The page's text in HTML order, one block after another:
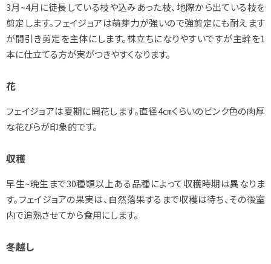
3月~4月に徒長している枝や込みあった枝、地際から出ている枝を
剪定します。フェイジョアは萌芽力が強いので強剪定にも耐えます
が間引き剪定を主体にします。株立ちになりやすいですが主幹を1
本に仕立てる方が実がつきやすくなります。
花
フェイジョアは夏期に開花します。直径4㎝くらいのピンク色の肉厚
な花びらが印象的です。
収穫
早生~晩生まで30種類以上ある品種によって収穫時期は異なりま
す。フェイジョアの果実は、自然落果するまで収穫は待ち、その後室
内で追熟させてから食用にします。
冬越し